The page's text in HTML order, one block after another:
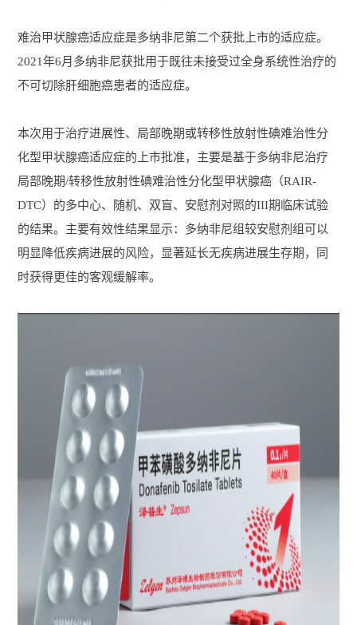
难治甲状腺癌适应症是多纳非尼第二个获批上市的适应症。
2021年6月多纳非尼获批用于既往未接受过全身系统性治疗的
不可切除肝细胞癌患者的适应症。
本次用于治疗进展性、局部晚期或转移性放射性碘难治性分
化型甲状腺癌适应症的上市批准，主要是基于多纳非尼治疗
局部晚期/转移性放射性碘难治性分化型甲状腺癌（RAIR-
DTC）的多中心、随机、双盲、安慰剂对照的III期临床试验
的结果。主要有效性结果显示：多纳非尼组较安慰剂组可以
明显降低疾病进展的风险，显著延长无疾病进展生存期，同
时获得更佳的客观缓解率。